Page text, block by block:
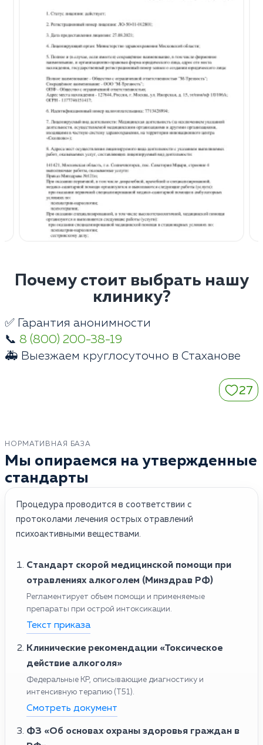
Почему стоит выбрать нашу
клинику?
✅ Гарантия анонимности
📞 8 (800) 200-38-19
🚑 Выезжаем круглосуточно в Стаханове
27
НОРМАТИВНАЯ БАЗА
Мы опираемся на утвержденные
стандарты
Процедура проводится в соответствии с
протоколами лечения острых отравлений
психоактивными веществами.
Стандарт скорой медицинской помощи при
отравлениях алкоголем (Минздрав РФ)
Регламентирует объем помощи и применяемые
препараты при острой интоксикации.
Текст приказа
Клинические рекомендации «Токсическое
действие алкоголя»
Федеральные КР, описывающие диагностику и
интенсивную терапию (T51).
Смотреть документ
ФЗ «Об основах охраны здоровья граждан в